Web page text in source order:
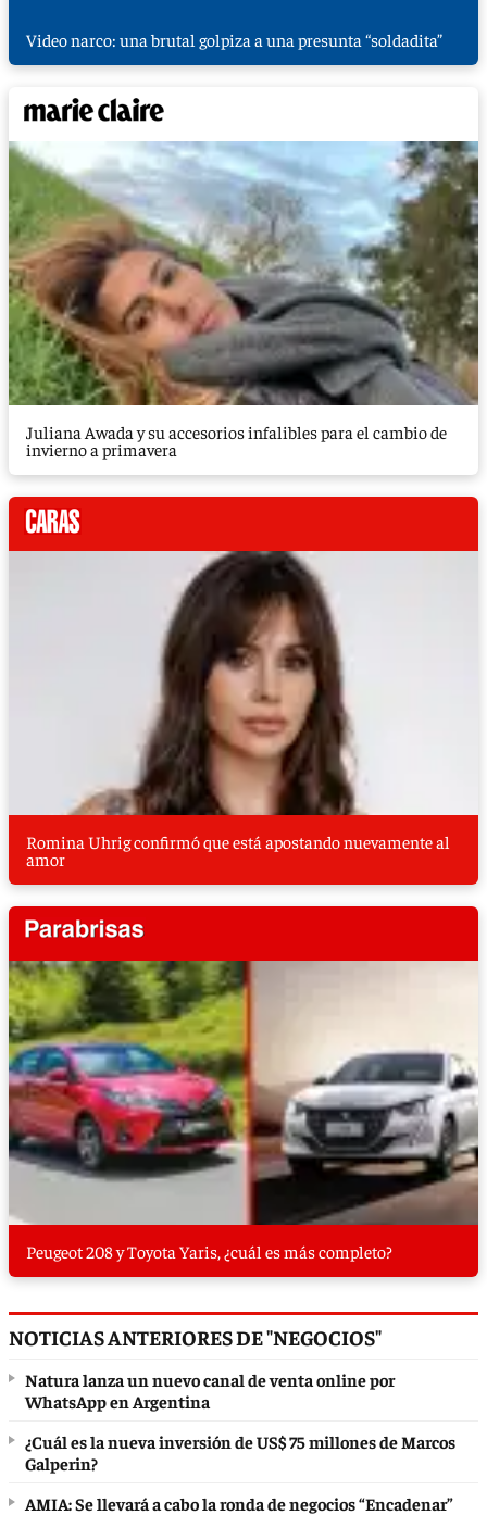
Video narco: una brutal golpiza a una presunta “soldadita”
Juliana Awada y su accesorios infalibles para el cambio de
invierno a primavera
Romina Uhrig confirmó que está apostando nuevamente al
amor
Peugeot 208 y Toyota Yaris, ¿cuál es más completo?
NOTICIAS ANTERIORES DE "NEGOCIOS"
Natura lanza un nuevo canal de venta online por
WhatsApp en Argentina
¿Cuál es la nueva inversión de US$ 75 millones de Marcos
Galperin?
AMIA: Se llevará a cabo la ronda de negocios “Encadenar”